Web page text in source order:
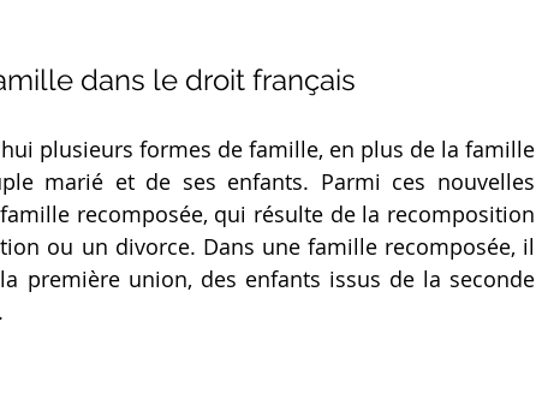
dans le droit français
plusieurs formes de famille, en plus de la famille
marié et de ses enfants. Parmi ces nouvelles
recomposée, qui résulte de la recomposition
ou un divorce. Dans une famille recomposée, il
première union, des enfants issus de la seconde